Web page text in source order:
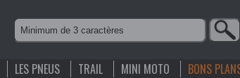
LES PNEUS TRAIL MINI MOTO BONS